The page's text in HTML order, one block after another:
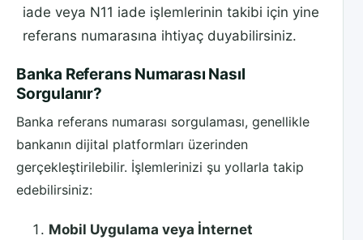
iade veya N11 iade işlemlerinin takibi için yine
referans numarasına ihtiyaç duyabilirsiniz.
Banka Referans Numarası Nasıl
Sorgulanır?
Banka referans numarası sorgulaması, genellikle
bankanın dijital platformları üzerinden
gerçekleştirilebilir. İşlemlerinizi şu yollarla takip
edebilirsiniz:
Mobil Uygulama veya İnternet